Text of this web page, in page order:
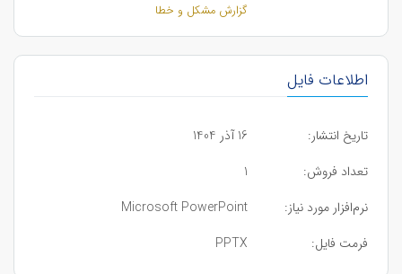
گزارش مشکل و خطا
اطلاعات فایل
تاریخ انتشار:
16 آذر 1404
تعداد فروش:
1
نرم‌افزار مورد نیاز:
Microsoft PowerPoint
فرمت فایل:
PPTX